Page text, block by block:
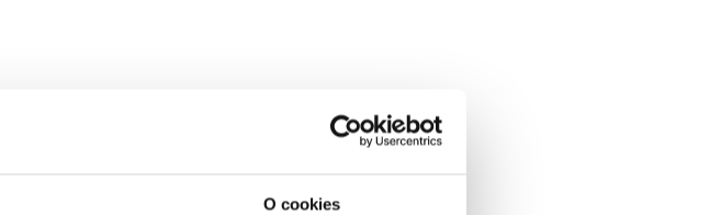
O cookies